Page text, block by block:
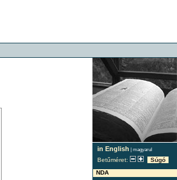
in English | magyarul
Betűméret:
Súgó
NDA